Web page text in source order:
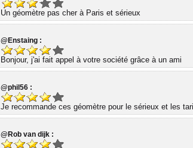
Un géomètre pas cher à Paris et sérieux
@Enstaing :
Bonjour, j'ai fait appel à votre société grâce à un ami
@phil56 :
Je recommande ces géomètre pour le sérieux et les
@Rob van dijk :